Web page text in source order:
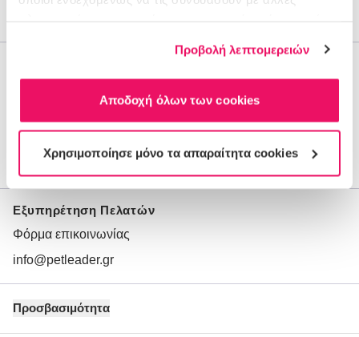
Προβολή λεπτομερειών
Αποδοχή όλων των cookies
Χρησιμοποίησε μόνο τα απαραίτητα cookies
Ποιοι είμαστε
Εξυπηρέτηση Πελατών
Φόρμα επικοινωνίας
info@petleader.gr
Προσβασιμότητα